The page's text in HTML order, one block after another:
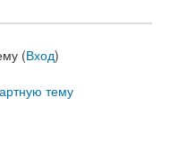
(Вход)
тему